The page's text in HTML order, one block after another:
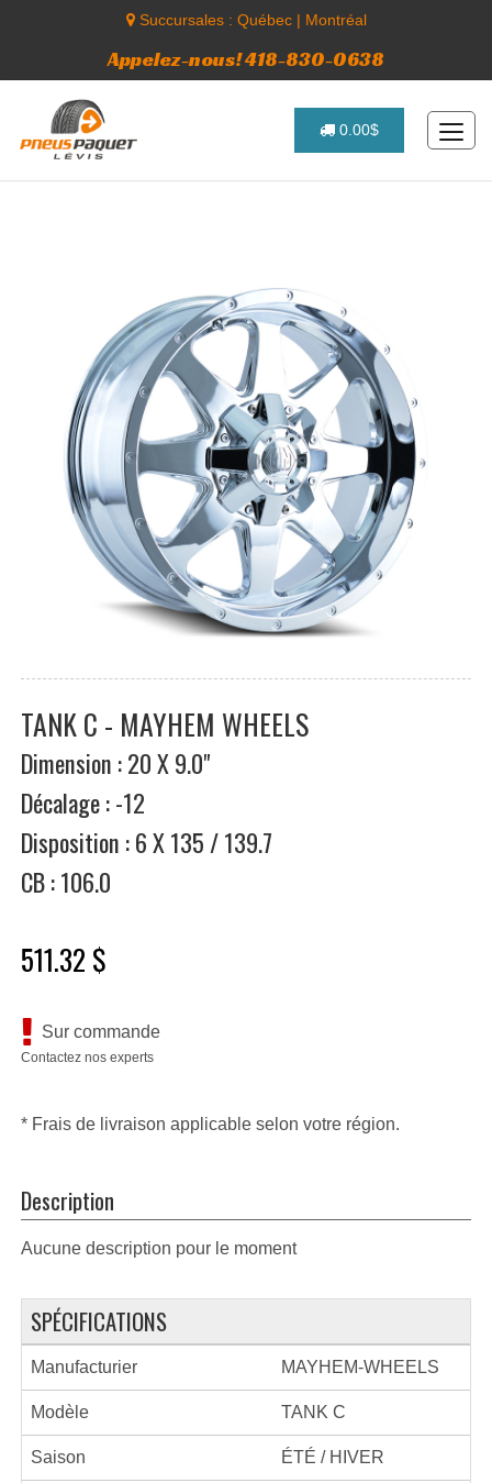
Succursales : Québec| Montréal
Appelez-nous! 418-830-0638
0.00$
TANK C - MAYHEM WHEELS
Dimension : 20 X 9.0"
Décalage : -12
Disposition : 6 X 135 / 139.7
CB : 106.0
511.32 $
Sur commande
Contactez nos experts
* Frais de livraison applicable selon votre région.
Description
Aucune description pour le moment
SPÉCIFICATIONS
Manufacturier MAYHEM-WHEELS
Modèle TANK C
Saison ÉTÉ / HIVER